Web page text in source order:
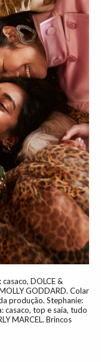
DOLCE &
GODDARD. Colar
produção. Stephanie:
casaco, top e saia, tudo
MARCEL. Brincos